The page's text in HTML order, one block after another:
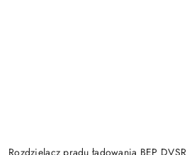
Rozdzielacz prądu ładowania BEP DVSR